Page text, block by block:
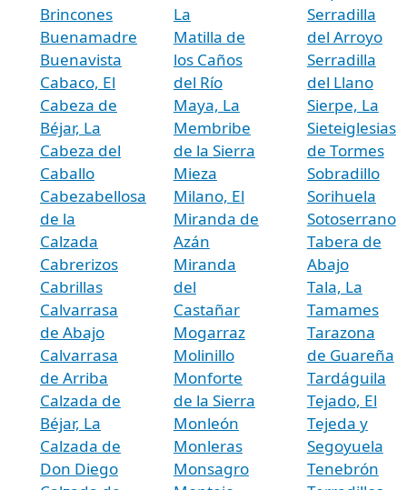
Brincones
Buenamadre
Buenavista
Cabaco, El
Cabeza de
Béjar, La
Cabeza del
Caballo
Cabezabellosa
de la
Calzada
Cabrerizos
Cabrillas
Calvarrasa
de Abajo
Calvarrasa
de Arriba
Calzada de
Béjar, La
Calzada de
Don Diego
La
Matilla de
los Caños
del Río
Maya, La
Membribe
de la Sierra
Mieza
Milano, El
Miranda de
Azán
Miranda
del
Castañar
Mogarraz
Molinillo
Monforte
de la Sierra
Monleón
Monleras
Monsagro
Serradilla
del Arroyo
Serradilla
del Llano
Sierpe, La
Sieteiglesias
de Tormes
Sobradillo
Sorihuela
Sotoserrano
Tabera de
Abajo
Tala, La
Tamames
Tarazona
de Guareña
Tardáguila
Tejado, El
Tejeda y
Segoyuela
Tenebrón